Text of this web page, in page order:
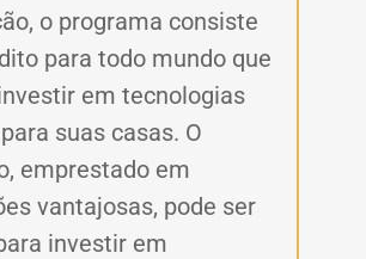
o programa consiste
para todo mundo que
em tecnologias
suas casas. O
emprestado em
vantajosas, pode ser
investir em